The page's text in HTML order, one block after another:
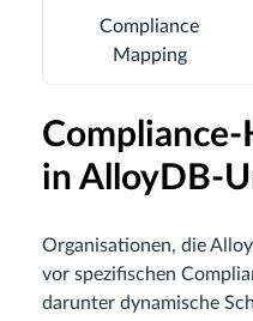
Compliance
Mapping
in
Organisationen, die
vor spezifischen
darunter dynamische